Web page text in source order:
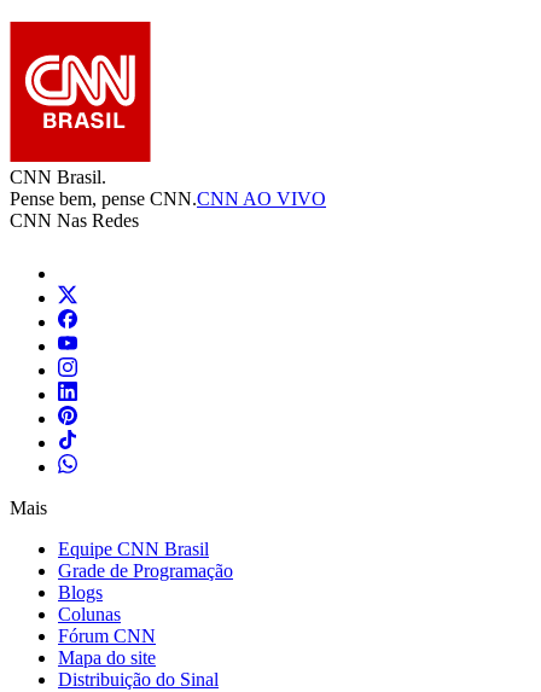
CNN Brasil.
Pense bem, pense CNN.CNN AO VIVO
CNN Nas Redes
Mais
Equipe CNN Brasil
Grade de Programação
Blogs
Colunas
Fórum CNN
Mapa do site
Distribuição do Sinal